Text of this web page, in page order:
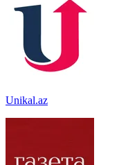
Unikal.az